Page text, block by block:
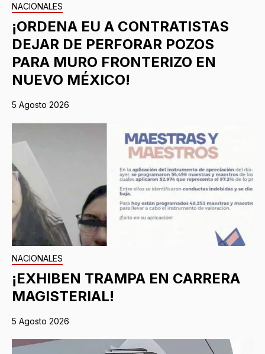
NACIONALES
¡ORDENA EU A CONTRATISTAS
DEJAR DE PERFORAR POZOS
PARA MURO FRONTERIZO EN
NUEVO MÉXICO!
5 Agosto 2026
NACIONALES
¡EXHIBEN TRAMPA EN CARRERA
MAGISTERIAL!
5 Agosto 2026